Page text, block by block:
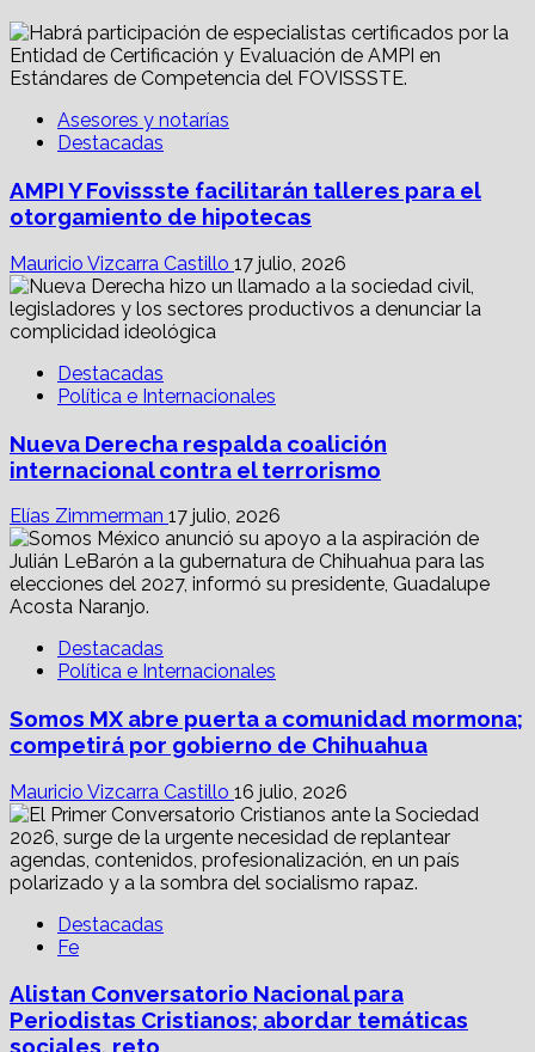
Asesores y notarías
Destacadas
AMPI Y Fovissste facilitarán talleres para el
otorgamiento de hipotecas
Mauricio Vizcarra Castillo 17 julio, 2026
Destacadas
Política e Internacionales
Nueva Derecha respalda coalición
internacional contra el terrorismo
Elías Zimmerman 17 julio, 2026
Destacadas
Política e Internacionales
Somos MX abre puerta a comunidad mormona;
competirá por gobierno de Chihuahua
Mauricio Vizcarra Castillo 16 julio, 2026
Destacadas
Fe
Alistan Conversatorio Nacional para
Periodistas Cristianos; abordar temáticas
sociales, reto